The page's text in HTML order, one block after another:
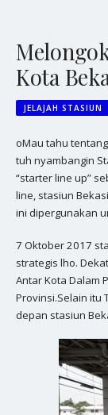
Kota
JELAJAH STASIUN
oMau tahu
tuh nyambangin
“starter line up”
line, stasiun
ini dipergunakan
7 Oktober 2017
strategis lho.
Antar Kota Dalam
Provinsi.Selain itu
depan stasiun